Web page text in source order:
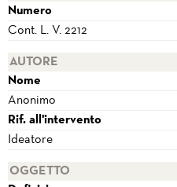
Numero
Cont. L. V. 2212
AUTORE
Nome
Anonimo
Rif. all'intervento
Ideatore
OGGETTO